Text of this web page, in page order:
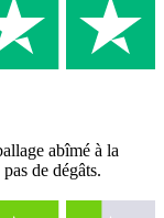
abîmé à la
de dégâts.